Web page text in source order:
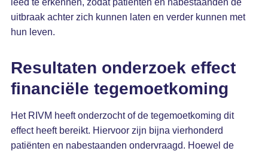
leed te erkennen, zodat patiënten en nabestaanden de
uitbraak achter zich kunnen laten en verder kunnen met
hun leven.
Resultaten onderzoek effect
financiële tegemoetkoming
Het RIVM heeft onderzocht of de tegemoetkoming dit
effect heeft bereikt. Hiervoor zijn bijna vierhonderd
patiënten en nabestaanden ondervraagd. Hoewel de